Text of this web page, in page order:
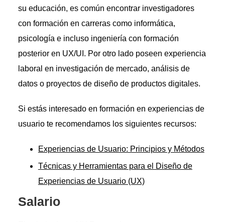
su educación, es común encontrar investigadores
con formación en carreras como informática,
psicología e incluso ingeniería con formación
posterior en UX/UI. Por otro lado poseen experiencia
laboral en investigación de mercado, análisis de
datos o proyectos de diseño de productos digitales.
Si estás interesado en formación en experiencias de
usuario te recomendamos los siguientes recursos:
Experiencias de Usuario: Principios y Métodos
Técnicas y Herramientas para el Diseño de
Experiencias de Usuario (UX)
Salario